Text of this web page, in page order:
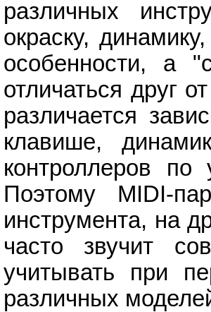
различных
окраску,
особенности, а
отличаться друг
различается
клавише,
контроллеров
Поэтому MIDI-
инструмента, на
часто звучит
учитывать при
различных